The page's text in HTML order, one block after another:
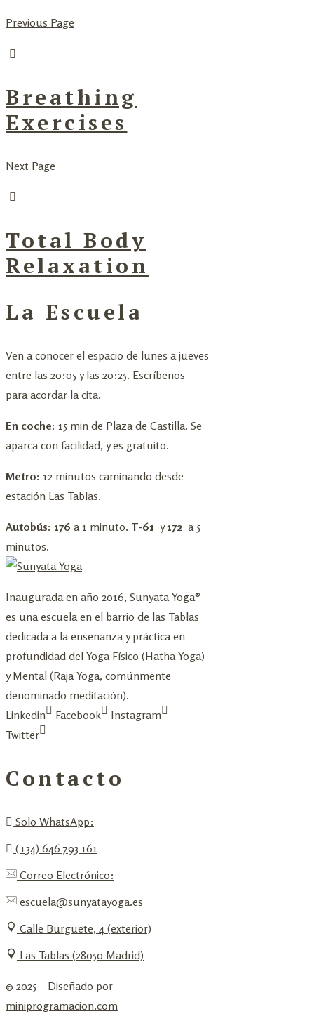
Previous Page
Breathing
Exercises
Next Page
Total Body
Relaxation
La Escuela
Ven a conocer el espacio de lunes a jueves
entre las 20:05 y las 20:25. Escríbenos
para acordar la cita.
En coche: 15 min de Plaza de Castilla. Se
aparca con facilidad, y es gratuito.
Metro: 12 minutos caminando desde
estación Las Tablas.
Autobús: 176 a 1 minuto. T-61 y172 a 5
minutos.
Inaugurada en año 2016, Sunyata Yoga®
es una escuela en el barrio de las Tablas
dedicada a la enseñanza y práctica en
profundidad del Yoga Físico (Hatha Yoga)
y Mental (Raja Yoga, comúnmente
denominado meditación).
Linkedin
Facebook
Instagram
Twitter
Contacto
Solo WhatsApp:
(+34) 646 793 161
Correo Electrónico:
escuela@sunyatayoga.es
Calle Burguete, 4 (exterior)
Las Tablas (28050 Madrid)
© 2025 – Diseñado por
miniprogramacion.com